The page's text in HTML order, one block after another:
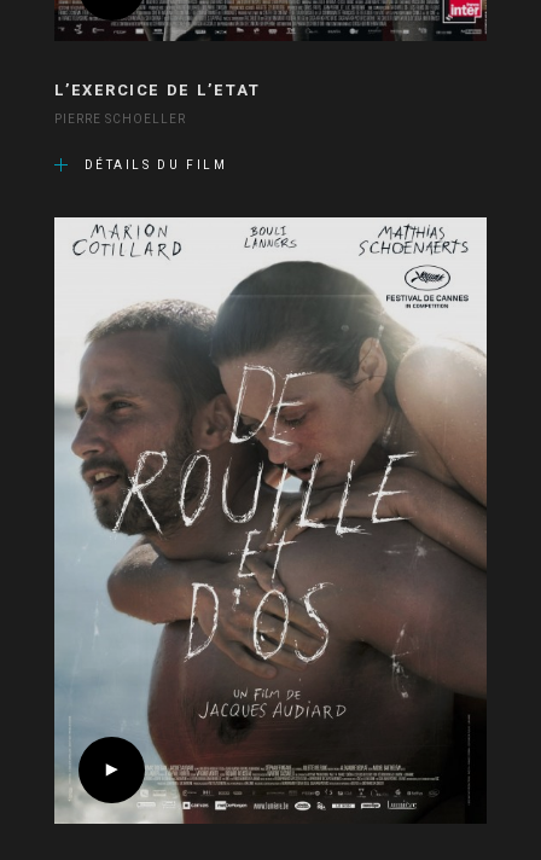
L’EXERCICE DE L’ETAT
PIERRE SCHOELLER
DÉTAILS DU FILM